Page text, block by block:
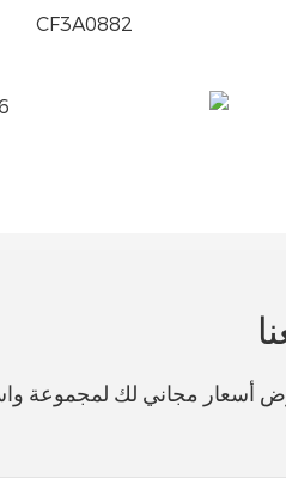
أسعار مجاني لك لمجموعة